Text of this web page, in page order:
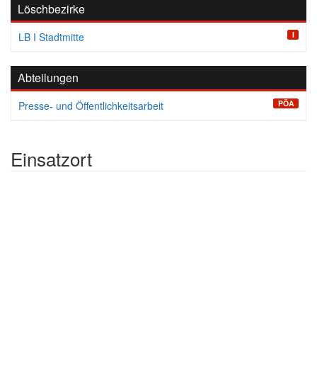
Löschbezirke
LB I Stadtmitte I
Abteilungen
Presse- und Öffentlichkeitsarbeit PÖA
Einsatzort